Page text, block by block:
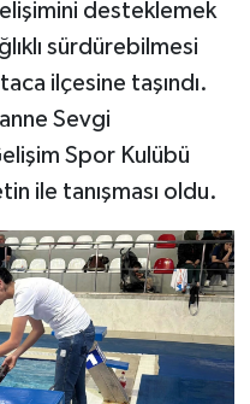
desteklemek
sürdürebilmesi
ilçesine taşındı.
Sevgi
Spor Kulübü
ile tanışması oldu.